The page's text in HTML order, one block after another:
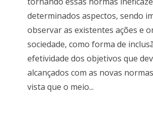
determinados aspectos, sendo
observar as existentes ações e
sociedade, como forma de
efetividade dos objetivos que
alcançados com as novas
vista que o meio...